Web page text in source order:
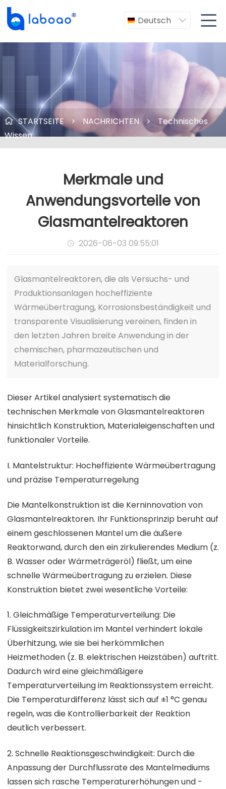
Deutsch  
 STARTSEITE > NACHRICHTEN >
Technisches
Wissen
Merkmale und
Anwendungsvorteile von
Glasmantelreaktoren
 2026-06-03 09:55:01
Glasmantelreaktoren, die als Versuchs- und
Produktionsanlagen hocheffiziente
Wärmeübertragung, Korrosionsbeständigkeit und
transparente Visualisierung vereinen, finden in
den letzten Jahren breite Anwendung in der
chemischen, pharmazeutischen und
Materialforschung.
Dieser Artikel analysiert systematisch die
technischen Merkmale von Glasmantelreaktoren
hinsichtlich Konstruktion, Materialeigenschaften und
funktionaler Vorteile.
I. Mantelstruktur: Hocheffiziente Wärmeübertragung
und präzise Temperaturregelung
Die Mantelkonstruktion ist die Kerninnovation von
Glasmantelreaktoren. Ihr Funktionsprinzip beruht auf
einem geschlossenen Mantel um die äußere
Reaktorwand, durch den ein zirkulierendes Medium (z.
B. Wasser oder Wärmeträgeröl) fließt, um eine
schnelle Wärmeübertragung zu erzielen. Diese
Konstruktion bietet zwei wesentliche Vorteile:
1. Gleichmäßige Temperaturverteilung: Die
Flüssigkeitszirkulation im Mantel verhindert lokale
Überhitzung, wie sie bei herkömmlichen
Heizmethoden (z. B. elektrischen Heizstäben) auftritt.
Dadurch wird eine gleichmäßigere
Temperaturverteilung im Reaktionssystem erreicht.
Die Temperaturdifferenz lässt sich auf ±1 °C genau
regeln, was die Kontrollierbarkeit der Reaktion
deutlich verbessert.
2. Schnelle Reaktionsgeschwindigkeit: Durch die
Anpassung der Durchflussrate des Mantelmediums
lassen sich rasche Temperaturerhöhungen und -